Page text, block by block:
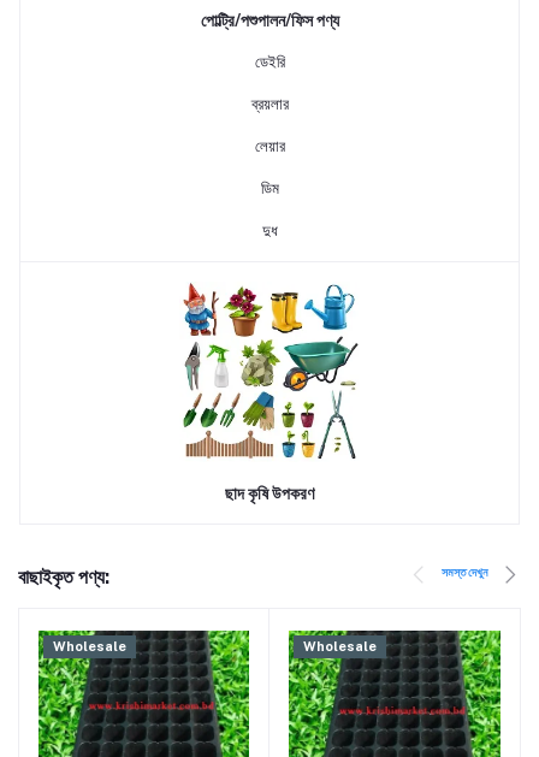
পোল্ট্রি/পশুপালন/ফিস পণ্য
ডেইরি
ব্রয়লার
লেয়ার
ডিম
দুধ
ছাদ কৃষি উপকরণ
বাছাইকৃত পণ্য: সমস্ত দেখুন
Wholesale Wholesale